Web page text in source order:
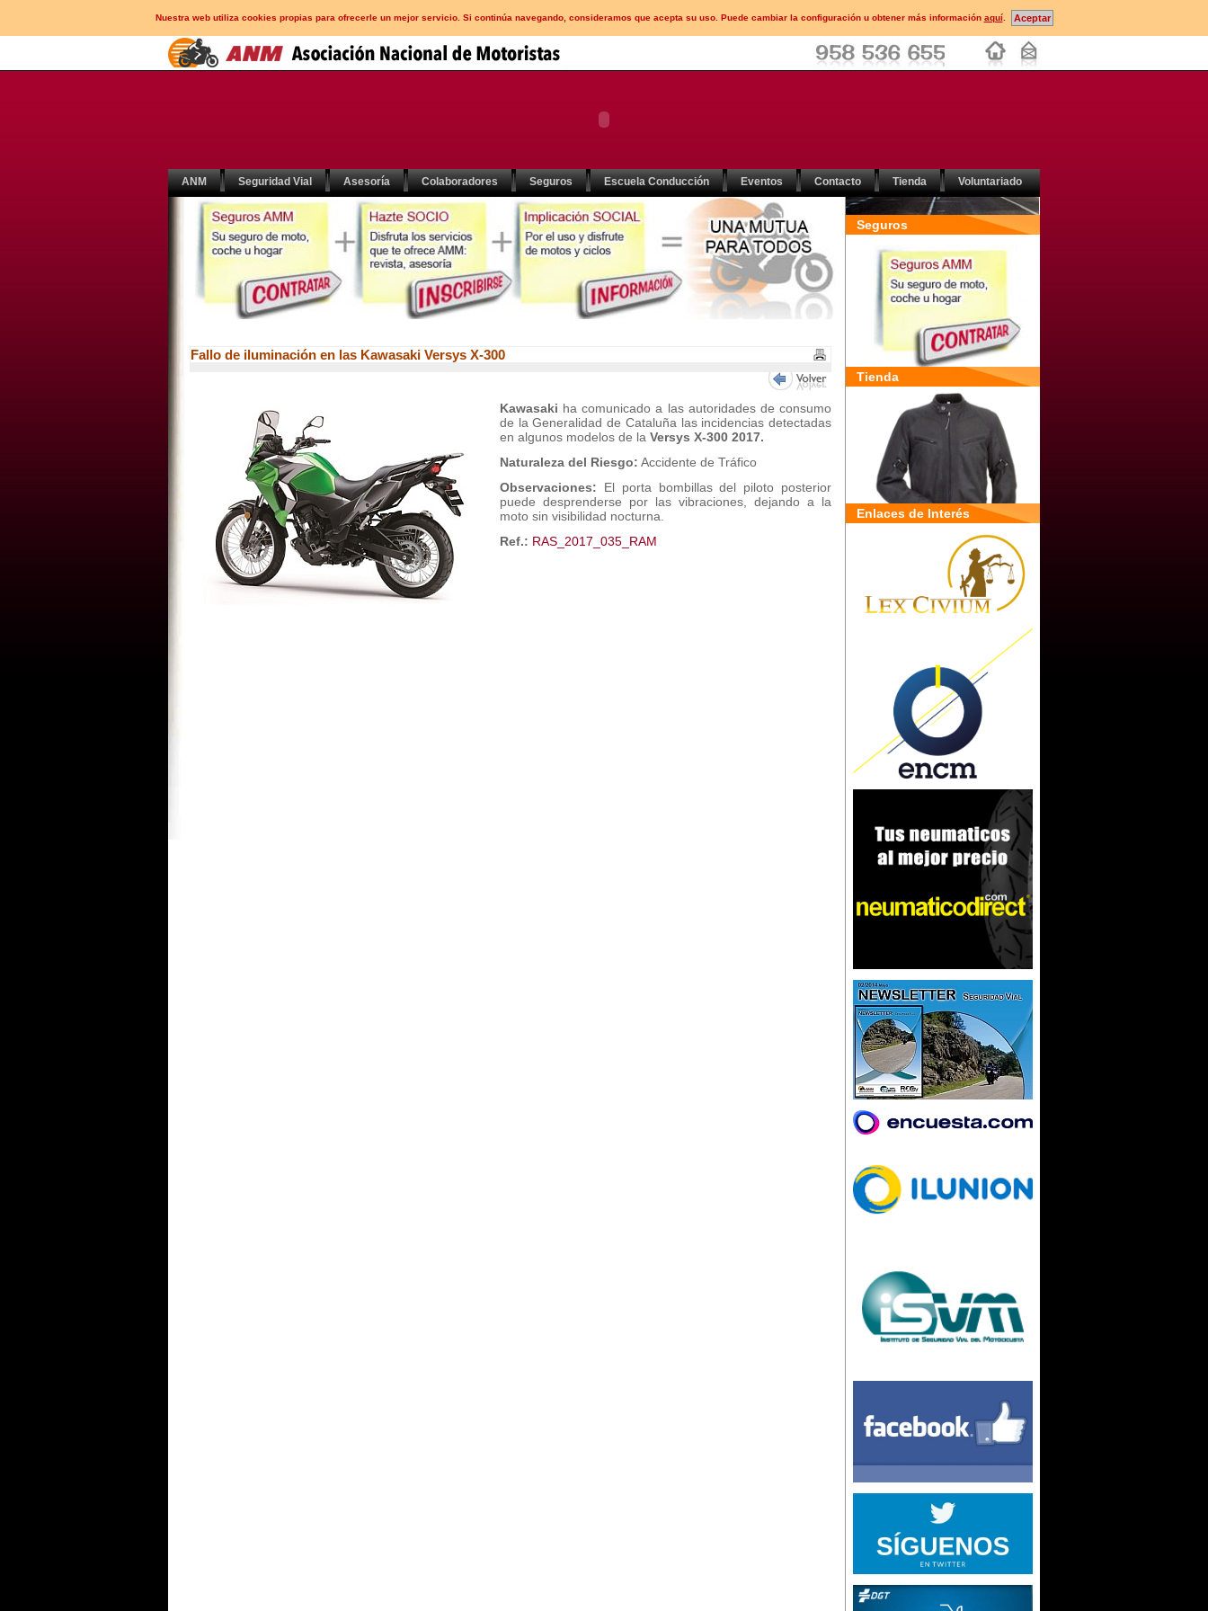
Nuestra web utiliza cookies propias para ofrecerle un mejor servicio. Si continúa navegando, consideramos que acepta su uso. Puede cambiar la configuración u obtener más información aquí.
ANM Seguridad Vial Asesoría Colaboradores Seguros Escuela Conducción Eventos Contacto Tienda Voluntariado
Fallo de iluminación en las Kawasaki Versys X-300
Kawasaki ha comunicado a las autoridades de consumo
de la Generalidad de Cataluña las incidencias detectadas
en algunos modelos de la Versys X-300 2017.
Naturaleza del Riesgo: Accidente de Tráfico
Observaciones: El porta bombillas del piloto posterior
puede desprenderse por las vibraciones, dejando a la
moto sin visibilidad nocturna.
Ref.: RAS_2017_035_RAM
Seguros
Tienda
Enlaces de Interés